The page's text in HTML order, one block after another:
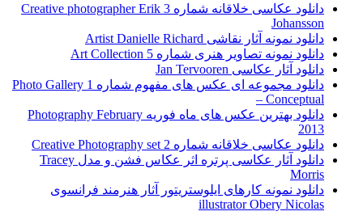
دانلود عکاسی خلاقانه شماره 3 Creative photographer Erik
Johansson
دانلود نمونه آثار نقاشی Artist Danielle Richard
دانلود نمونه تصاویر هنری شماره 5 Art Collection
دانلود آثار عکاسی Jan Tervooren
دانلود مجموعه ای عکس های مفهوم شماره 1 Photo Gallery
– Conceptual
دانلود بهترین عکس های ماه فوریه Photography February
2013
دانلود عکاسی خلاقانه شماره 2 Creative Photography set
دانلود آثار عکاسی پرتره اثر عکاس فشن و مدل Tracey
Morris
دانلود نمونه کارهای ایلوستریتور آثار هنرمند فرانسوی
illustrator Obery Nicolas